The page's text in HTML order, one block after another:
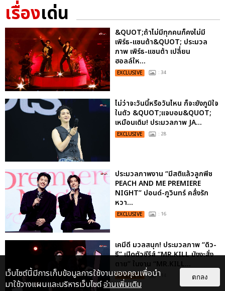
เรื่องเด่น
&QUOT;ถ้าไม่มีทุกคนก็คงไม่มี
เพิร์ธ-แซนต้า&QUOT; ประมวล
ภาพ เพิร์ธ-แซนต้า เปลี่ยน
ฮอลล์ให...
EXCLUSIVE : 34
ไม่ว่าจะวันนี้หรือวันไหน ก็จะยังภูมิใจ
ในตัว &QUOT;แจบอม&QUOT;
เหมือนเดิม! ประมวลภาพ JA...
EXCLUSIVE : 28
ประมวลภาพงาน “มีสติแล้วลูกพีช
PEACH AND ME PREMIERE
NIGHT” ปอนด์-ภูวินทร์ คลั่งรัก
หวา...
EXCLUSIVE : 16
เคมีดี มวลสนุก! ประมวลภาพ “ดิว-
ธี” เปิดตัวซีรีส์ “MR.KILL มังงะสั่ง
ตาย” ในงาน “MR.KILL...
EXCLUSIVE : 14
เว็บไซต์นี้มีการเก็บข้อมูลการใช้งานของคุณเพื่อนำ
มาใช้วางแผนและบริหารเว็บไซต์อ่านเพิ่มเติม
ตกลง